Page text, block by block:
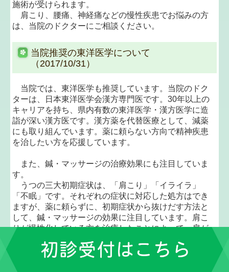
施術が受けられます。
肩こり、腰痛、神経痛などの慢性疾患でお悩みの方
は、当院のドクターにご相談ください。
当院推奨の東洋医学について
（2017/10/31）
当院では、東洋医学も推奨しています。当院のドク
ターは、日本東洋医学会漢方専門医です。30年以上の
キャリアを持ち、県内有数の東洋医学・漢方医学に造
詣が深い漢方医です。漢方薬を代替医療として、減薬
にも取り組んでいます。薬に頼らない方向で精神疾患
を治したい方を応援しています。
また、鍼・マッサージの治療効果にも注目していま
す。
うつの三大初期症状は、「肩こり」「イライラ」
「不眠」です。それぞれの症状に対応した処方はでき
ますが、薬に頼らずに、初期症状から抜けだす方法と
して、鍼・マッサージの効果に注目しています。肩こ
りが慢性化している方を治療したことによって、肩が
楽になり、気持ちが落ち着いて、ぐっすり眠ることが
出来、知らないうちに初期症状から脱出できたという
人もいます。